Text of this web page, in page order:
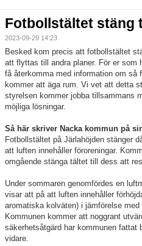
Verksamheten
Trygg förening
Vårdnadshavare
Sponsorer
Utbildningar
Stipendier
Styrelse och Årsmöte
Fotbollstältet stäng
2023-09-29 14:23
Besked kom precis att fotbollstältet
att flyttas till andra planer. För er som
få återkomma med information om så
kommer att äga rum. Vi vet att detta
styrelsen kommer jobba tillsammans
möjliga lösningar.
Så här skriver Nacka kommun på
Fotbollstältet på Järlahöjden stänger
att luften innehåller föroreningar.
omgående stänga tältet till dess att
Under sommaren genomfördes en
visar att på att luften innehåller
aromatiska kolväten) i jämförelse
Kommunen kommer att noggrant
säkerhetsåtgärd har kommunen
vidare.